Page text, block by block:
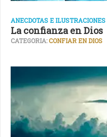
ANECDOTAS E ILUSTRACIONES
La confianza en Dios
CATEGORIA:CONFIAR EN DIOS